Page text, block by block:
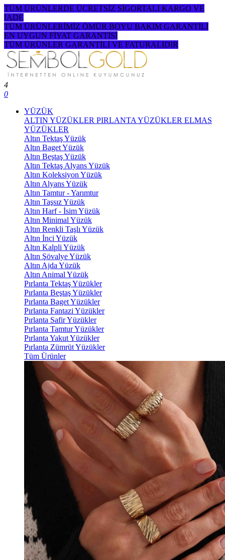
TÜM ÜRÜNLERDE ÜCRETSİZ SİGORTALI KARGO VE
İADE
TÜM ÜRÜNLERİMİZ ÖMÜR BOYU BAKIM GARANTİLİ
EN UYGUN FİYAT GARANTİSİ
TÜM ÜRÜNLER GARANTİLİ VE FATURALIDIR
4
0
YÜZÜK
ALTIN YÜZÜKLER PIRLANTA YÜZÜKLER ELMAS
YÜZÜKLER
Altın Tektaş Yüzük
Altın Baget Yüzük
Altın Beştaş Yüzük
Altın Tektaş Alyans Yüzük
Altın Koleksiyon Yüzük
Altın Alyans Yüzük
Altın Tamtur - Yarımtur
Altın Taşsız Yüzük
Altın Harf - İsim Yüzük
Altın Minimal Yüzük
Altın Renkli Taşlı Yüzük
Altın İnci Yüzük
Altın Kalpli Yüzük
Altın Şövalye Yüzük
Altın Ajda Yüzük
Altın Animal Yüzük
Pırlanta Tektaş Yüzükler
Pırlanta Beştaş Yüzükler
Pırlanta Baget Yüzükler
Pırlanta Fantazi Yüzükler
Pırlanta Safir Yüzükler
Pırlanta Tamtur Yüzükler
Pırlanta Yakut Yüzükler
Pırlanta Zümrüt Yüzükler
Tüm Ürünler